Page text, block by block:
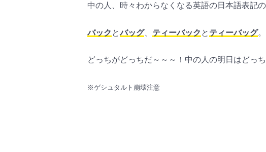
中の人、時々わからなくなる英語の日本語表記の
バック とバッグ、 ティーバック と ティーバッグ。
どっちがどっちだ～～～！中の人の明日はどっち
※ゲシュタルト崩壊注意